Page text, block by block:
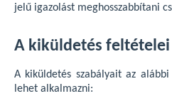
jelű igazolást meghosszabbítani
A kiküldetés feltételei
A kiküldetés szabályait az
lehet alkalmazni: